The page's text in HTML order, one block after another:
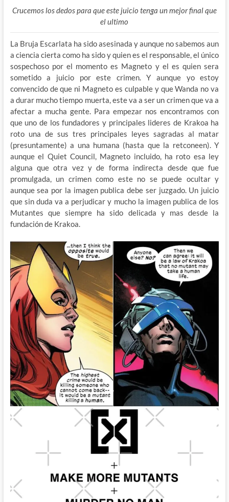
Crucemos los dedos para que este juicio tenga un mejor final que
el ultimo
La Bruja Escarlata ha sido asesinada y aunque no sabemos aun
a ciencia cierta como ha sido y quien es el responsable, el único
sospechoso por el momento es Magneto y el es quien sera
sometido a juicio por este crimen. Y aunque yo estoy
convencido de que ni Magneto es culpable y que Wanda no va
a durar mucho tiempo muerta, este va a ser un crimen que va a
afectar a mucha gente. Para empezar nos encontramos con
que uno de los fundadores y principales lideres de Krakoa ha
roto una de sus tres principales leyes sagradas al matar
(presuntamente) a una humana (hasta que la retconeen). Y
aunque el Quiet Council, Magneto incluido, ha roto esa ley
alguna que otra vez y de forma indirecta desde que fue
promulgada, un crimen como este no se puede ocultar y
aunque sea por la imagen publica debe ser juzgado. Un juicio
que sin duda va a perjudicar y mucho la imagen publica de los
Mutantes que siempre ha sido delicada y mas desde la
fundación de Krakoa.